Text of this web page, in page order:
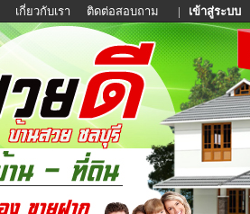
เกี่ยวกับเรา ติดต่อสอบถาม | เข้าสู่ระบบ